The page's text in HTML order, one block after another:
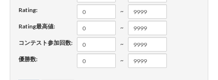
Rating: ~
Rating最高値: ~
コンテスト参加回数: ~
優勝数: ~